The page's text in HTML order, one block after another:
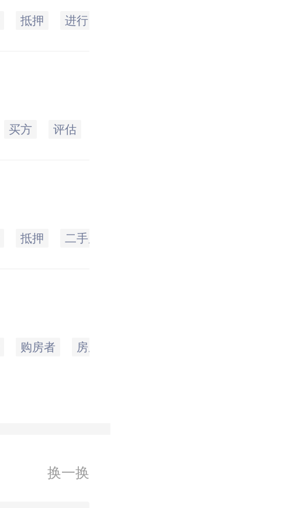
抵押 进行
买方 评估
抵押 二手房
购房者 房屋
换一换